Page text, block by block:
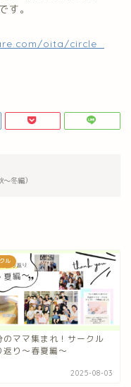
す。
oita/circle_
冬編）
ル
のママ集まれ！サークル
返り〜春夏編〜
2025-08-03